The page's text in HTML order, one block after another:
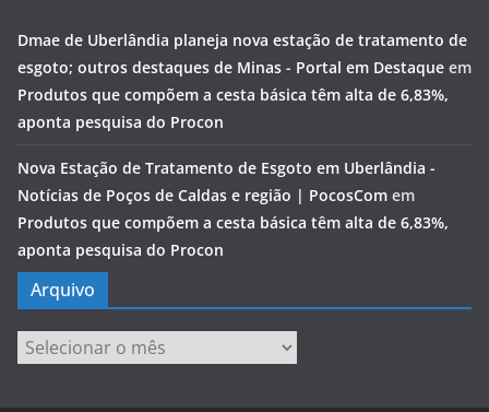
Dmae de Uberlândia planeja nova estação de tratamento de
esgoto; outros destaques de Minas - Portal em Destaque em
Produtos que compõem a cesta básica têm alta de 6,83%,
aponta pesquisa do Procon
Nova Estação de Tratamento de Esgoto em Uberlândia -
Notícias de Poços de Caldas e região | PocosCom em
Produtos que compõem a cesta básica têm alta de 6,83%,
aponta pesquisa do Procon
Arquivo
Arquivo